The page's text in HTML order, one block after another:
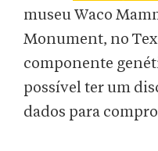
museu Waco
Monument, no
componente
possível ter um
dados para